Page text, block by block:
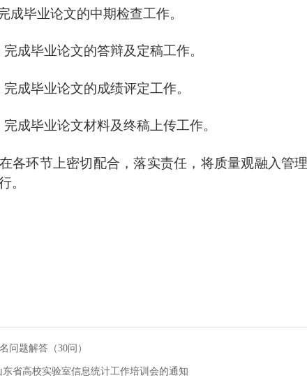
成毕业论文的中期检查工作。
成毕业论文的答辩及定稿工作。
成毕业论文的成绩评定工作。
成毕业论文材料及终稿上传工作。
各环节上密切配合，落实责任，将质量观融入管理
。
问题解答（30问）
东省高校实验室信息统计工作培训会的通知